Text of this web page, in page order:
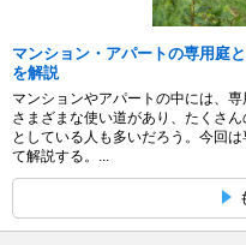
マンション・アパートの専用庭
を解説
マンションやアパートの中には、
さまざまな使い道があり、たくさ
としている人も多いだろう。今回
て解説する。...